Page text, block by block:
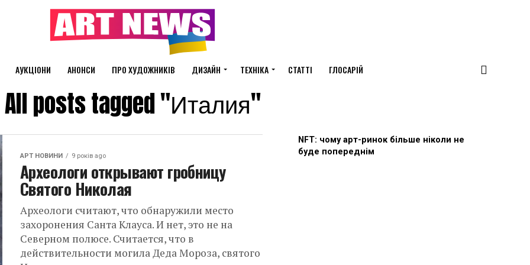
АУКЦІОНИ АНОНСИ ПРО ХУДОЖНИКІВ ДИЗАЙН ТЕХНІКА СТАТТІ ГЛОСАРІЙ
All posts tagged "Италия"
АРТ НОВИНИ 9 років ago
Археологи открывают гробницу
Святого Николая
Археологи считают, что обнаружили место
захоронения Санта Клауса. И нет, это не на
Северном полюсе. Считается, что в
действительности могила Деда Мороза, святого
NFT: чому арт-ринок більше ніколи не
буде попереднім